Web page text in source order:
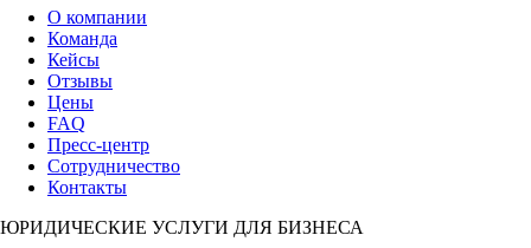
О компании
Команда
Кейсы
Отзывы
Цены
FAQ
Пресс-центр
Сотрудничество
Контакты
ЮРИДИЧЕСКИЕ УСЛУГИ ДЛЯ БИЗНЕСА